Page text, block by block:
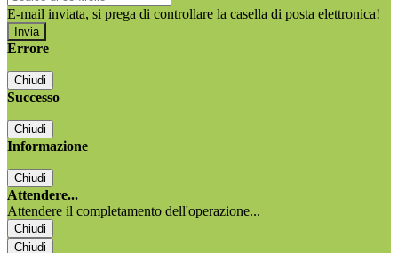
E-mail inviata, si prega di controllare la casella di posta elettronica!
Errore
Chiudi
Successo
Chiudi
Informazione
Chiudi
Attendere...
Attendere il completamento dell'operazione...
Chiudi
Chiudi